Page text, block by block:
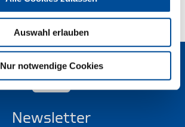
Auswahl erlauben
Nur notwendige Cookies
Newsletter